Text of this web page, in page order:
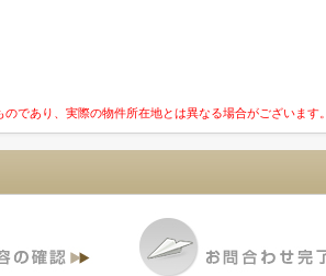
であり、実際の物件所在地とは異なる場合がございます。